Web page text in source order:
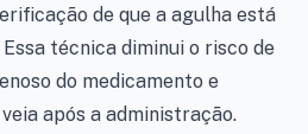
de que a agulha está
técnica diminui o risco de
do medicamento e
após a administração.